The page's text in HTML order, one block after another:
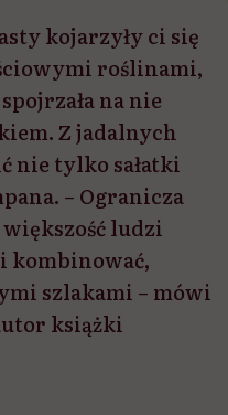
kojarzyły ci się
roślinami,
na nie
Z jadalnych
nie tylko sałatki
– Ogranicza
ludzi
kombinować,
szlakami – mówi
książki